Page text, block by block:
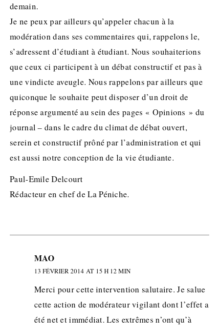
demain.
Je ne peux par ailleurs qu’appeler chacun à la
modération dans ses commentaires qui, rappelons le,
s’adressent d’étudiant à étudiant. Nous souhaiterions
que ceux ci participent à un débat constructif et pas à
une vindicte aveugle. Nous rappelons par ailleurs que
quiconque le souhaite peut disposer d’un droit de
réponse argumenté au sein des pages « Opinions » du
journal – dans le cadre du climat de débat ouvert,
serein et constructif prôné par l’administration et qui
est aussi notre conception de la vie étudiante.
Paul-Emile Delcourt
Rédacteur en chef de La Péniche.
MAO
13 FÉVRIER 2014 AT 15 H 12 MIN
Merci pour cette intervention salutaire. Je salue
cette action de modérateur vigilant dont l’effet a
été net et immédiat. Les extrêmes n’ont qu’à